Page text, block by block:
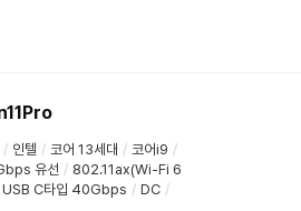
/ 인텔 / 코어 13세대 / 코어i9 /
유선 / 802.11ax(Wi-Fi 6
USB C타입 40Gbps / DC /